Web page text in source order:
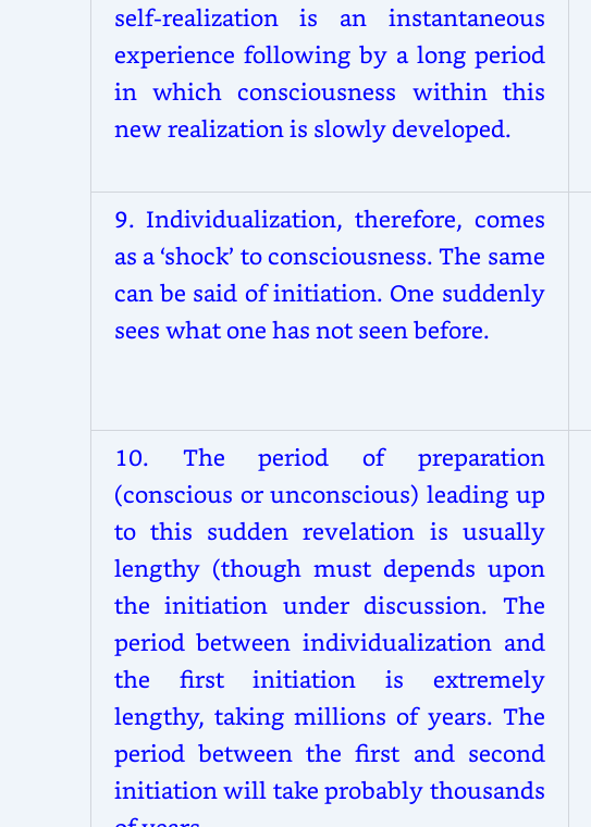
self-realization is an instantaneous
experience following by a long period
in which consciousness within this
new realization is slowly developed.
9. Individualization, therefore, comes
as a ‘shock’ to consciousness. The same
can be said of initiation. One suddenly
sees what one has not seen before.
10. The period of preparation
(conscious or unconscious) leading up
to this sudden revelation is usually
lengthy (though must depends upon
the initiation under discussion. The
period between individualization and
the first initiation is extremely
lengthy, taking millions of years. The
period between the first and second
initiation will take probably thousands